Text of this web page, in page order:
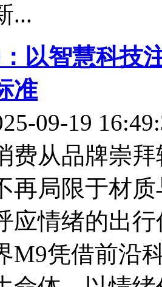
...
以智慧科技
准
09-19
费从品牌崇
再局限于材
应情绪的出
M9凭借前沿